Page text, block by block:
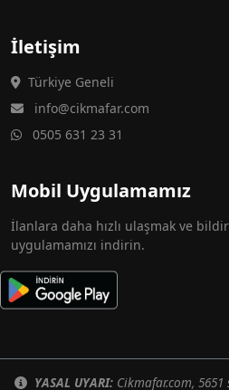
İletişim
Türkiye Geneli
info@cikmafar.com
0505 631 23 31
Mobil Uygulamamız
İlanlara daha hızlı ulaşmak ve
uygulamamızı indirin.
YASAL UYARI: Cikmafar.com,